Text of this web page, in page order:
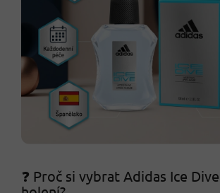
❓ Proč si vybrat Adidas Ice